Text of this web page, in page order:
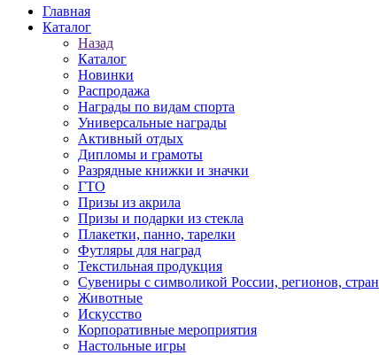
Главная
Каталог
Назад
Каталог
Новинки
Распродажа
Награды по видам спорта
Универсальные награды
Активный отдых
Дипломы и грамоты
Разрядные книжки и значки
ГТО
Призы из акрила
Призы и подарки из стекла
Плакетки, панно, тарелки
Футляры для наград
Текстильная продукция
Сувениры с символикой России, регионов, стран
Животные
Искусство
Корпоративные мероприятия
Настольные игры